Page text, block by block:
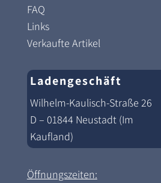
FAQ
Links
Verkaufte Artikel
Ladengeschäft
Wilhelm-Kaulisch-Straße 26
D – 01844 Neustadt (Im
Kaufland)
Öffnungszeiten: